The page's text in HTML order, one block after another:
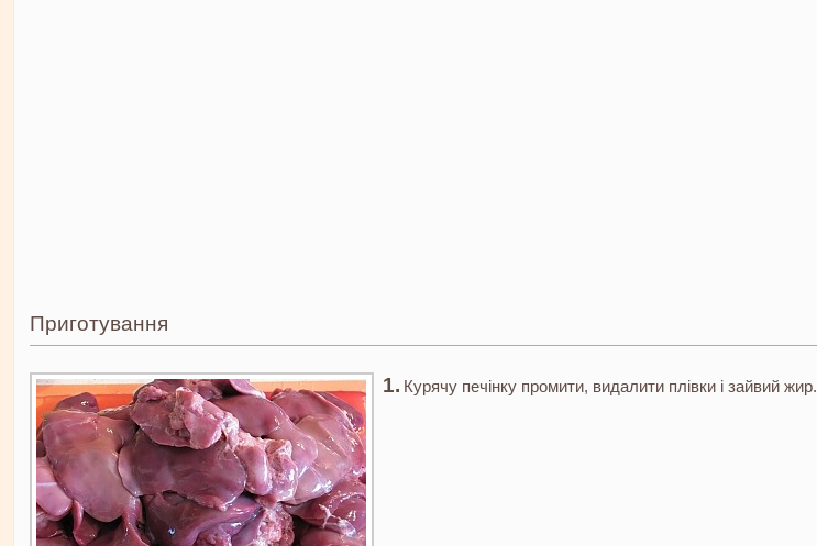
Приготування
Курячу печінку промити, видалити плівки і зайвий жир.